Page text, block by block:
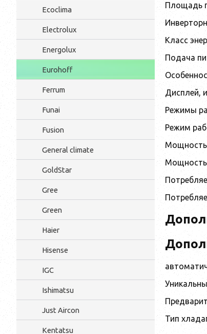
Ecoclima
Electrolux
Energolux
Eurohoff
Ferrum
Funai
Fusion
General climate
GoldStar
Gree
Green
Haier
Hisense
IGC
Ishimatsu
Just Aircon
Kentatsu
Площадь
Класс
Подача
Дисплей,
Режимы
Режим
Мощность
Мощность
Тип